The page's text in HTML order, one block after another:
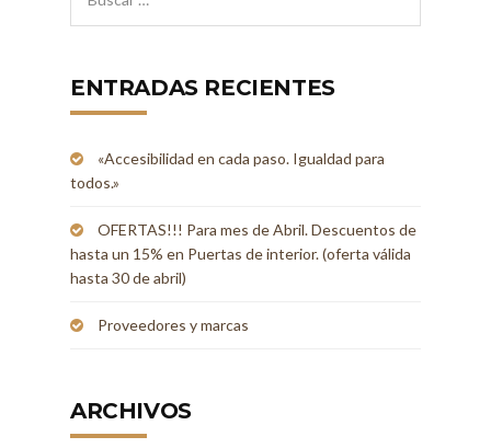
ENTRADAS RECIENTES
«Accesibilidad en cada paso. Igualdad para
todos.»
OFERTAS!!! Para mes de Abril. Descuentos de
hasta un 15% en Puertas de interior. (oferta válida
hasta 30 de abril)
Proveedores y marcas
ARCHIVOS